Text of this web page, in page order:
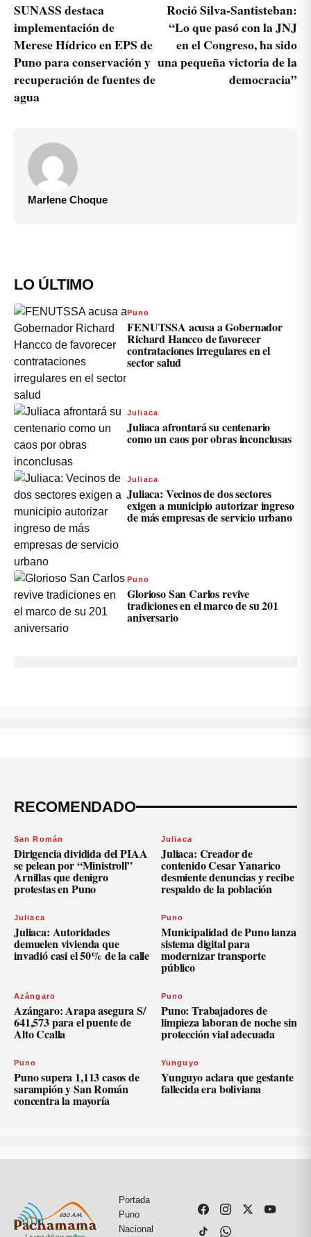
SUNASS destaca
implementación de
Merese Hídrico en EPS de
Puno para conservación y
recuperación de fuentes de
agua
Roció Silva-Santisteban:
“Lo que pasó con la JNJ
en el Congreso, ha sido
una pequeña victoria de la
democracia”
Marlene Choque
LO ÚLTIMO
Puno
FENUTSSA acusa a Gobernador
Richard Hancco de favorecer
contrataciones irregulares en el
sector salud
Juliaca
Juliaca afrontará su centenario
como un caos por obras inconclusas
Juliaca
Juliaca: Vecinos de dos sectores
exigen a municipio autorizar ingreso
de más empresas de servicio urbano
Puno
Glorioso San Carlos revive
tradiciones en el marco de su 201
aniversario
RECOMENDADO
San Román
Dirigencia dividida del PIAA
se pelean por “Ministroll”
Arnillas que denigro
protestas en Puno
Juliaca
Juliaca: Creador de
contenido Cesar Yanarico
desmiente denuncias y recibe
respaldo de la población
Juliaca
Juliaca: Autoridades
demuelen vivienda que
invadió casi el 50% de la calle
Puno
Municipalidad de Puno lanza
sistema digital para
modernizar transporte
público
Azángaro
Azángaro: Arapa asegura S/
641,573 para el puente de
Alto Ccalla
Puno
Puno: Trabajadores de
limpieza laboran de noche sin
protección vial adecuada
Puno
Puno supera 1,113 casos de
sarampión y San Román
concentra la mayoría
Yunguyo
Yunguyo aclara que gestante
fallecida era boliviana
Portada
Puno
Nacional